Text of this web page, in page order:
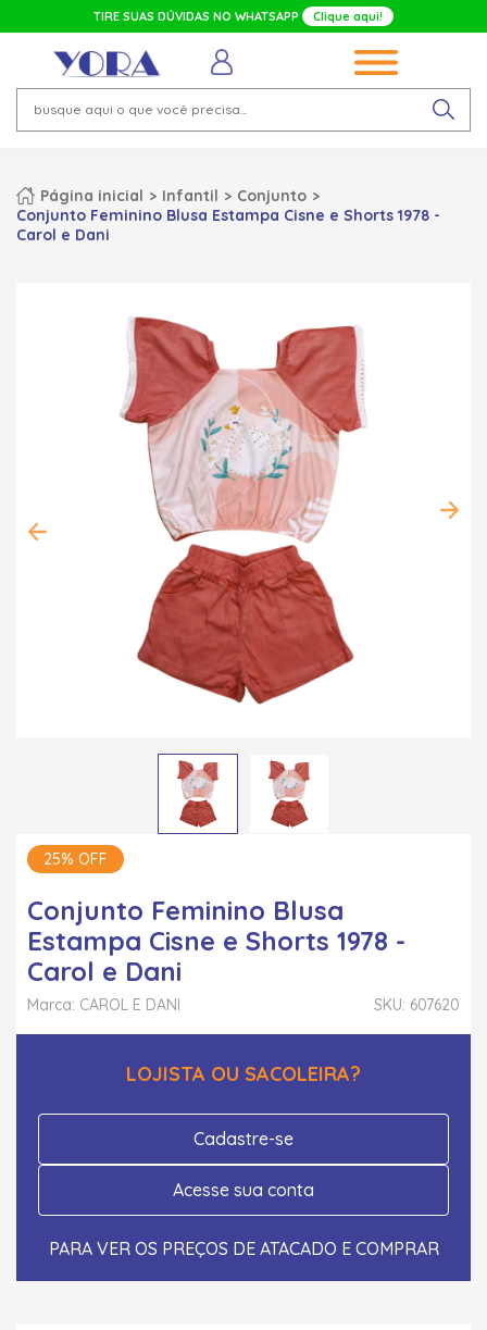
TIRE SUAS DÚVIDAS NO WHATSAPP Clique aqui!
Página inicial Infantil
Conjunto
Conjunto Feminino Blusa Estampa Cisne e Shorts 1978 -
Carol e Dani
25% OFF
Conjunto Feminino Blusa
Estampa Cisne e Shorts 1978 -
Carol e Dani
SKU: 607620
Marca: CAROL E DANI
LOJISTA OU SACOLEIRA?
Cadastre-se
Acesse sua conta
PARA VER OS PREÇOS DE ATACADO E COMPRAR